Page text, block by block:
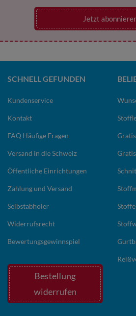
Jetzt
SCHNELL GEFUNDEN
Kundenservice
Kontakt
FAQ Häufige Fragen
Versand in die Schweiz
Öffentliche Einrichtungen
Zahlung und Versand
Selbstabholer
Widerrufsrecht
Bewertungsgewinnspiel
Bestellung
widerrufen
Stoffe